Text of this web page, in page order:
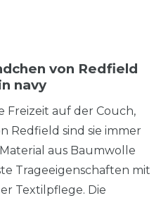
von Redfield
navy
Freizeit auf der Couch,
Redfield sind sie immer
aus Baumwolle
Trageeigenschaften mit
Textilpflege. Die